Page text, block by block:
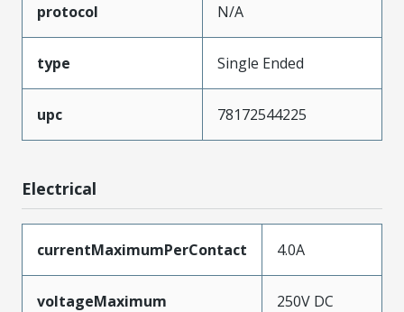
protocol N/A
type Single Ended
upc 78172544225
Electrical
currentMaximumPerContact 4.0A
voltageMaximum 250V DC